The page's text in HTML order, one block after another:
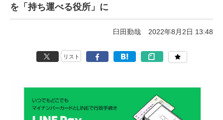
を「持ち運べる役所」に
臼田勤哉 2022年8月2日 13:48
リスト